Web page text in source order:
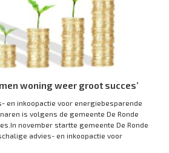
woning weer groot succes’
en inkoopactie voor energiebesparende
is volgens de gemeente De Ronde
november startte gemeente De Ronde
advies- en inkoopactie voor